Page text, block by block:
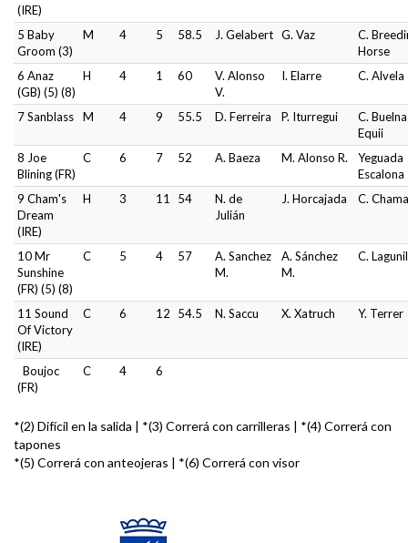
(IRE)
5 Baby
Groom (3)
M 4 5 58.5 J. Gelabert G. Vaz
C.
Horse
6 Anaz
(GB) (5) (8)
H 4 1 60
V. Alonso
V.
I. Elarre C. Alvela
7 Sanblass M 4 9 55.5 D. Ferreira P. Iturregui
C. Buelna
Equii
8 Joe
Blining (FR)
C 6 7 52 A. Baeza M. Alonso R.
Yeguada
Escalona
9 Cham's
Dream
(IRE)
H 3 11 54
N. de
Julián
J. Horcajada C.
10 Mr
Sunshine
(FR) (5) (8)
C 5 4 57
A. Sanchez
M.
A. Sánchez
M.
C.
11 Sound
Of Victory
(IRE)
C 6 12 54.5 N. Saccu X. Xatruch Y. Terrer
Boujoc
(FR)
C 4 6
*(2) Difícil en la salida | *(3) Correrá con carrilleras | *(4) Correrá con
tapones
*(5) Correrá con anteojeras | *(6) Correrá con visor